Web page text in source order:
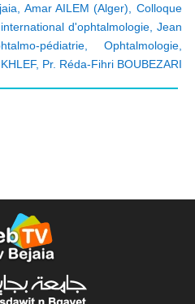
Amar AILEM (Alger)
Colloque
d'ophtalmologie, Jean
pédiatrie, Ophtalmologie,
, Pr. Réda-Fihri BOUBEZARI